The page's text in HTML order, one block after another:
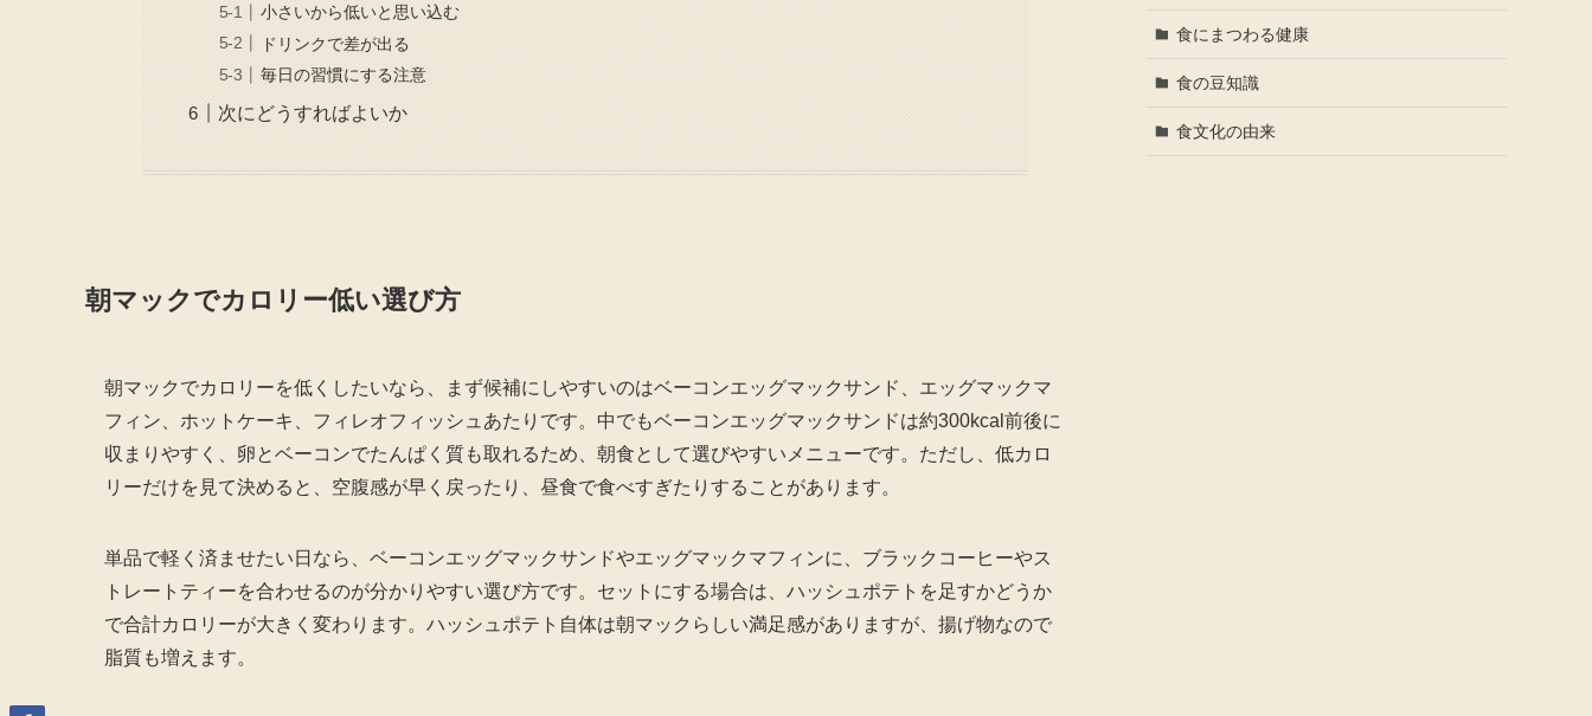
小さいから低いと思い込む
ドリンクで差が出る
毎日の習慣にする注意
次にどうすればよいか
朝マックでカロリー低い選び方
朝マックでカロリーを低くしたいなら、まず候補にしやすいのはベーコンエッグマックサンド、エッグマックマ
フィン、ホットケーキ、フィレオフィッシュあたりです。中でもベーコンエッグマックサンドは約300kcal前後に
収まりやすく、卵とベーコンでたんぱく質も取れるため、朝食として選びやすいメニューです。ただし、低カロ
リーだけを見て決めると、空腹感が早く戻ったり、昼食で食べすぎたりすることがあります。
単品で軽く済ませたい日なら、ベーコンエッグマックサンドやエッグマックマフィンに、ブラックコーヒーやス
トレートティーを合わせるのが分かりやすい選び方です。セットにする場合は、ハッシュポテトを足すかどうか
で合計カロリーが大きく変わります。ハッシュポテト自体は朝マックらしい満足感がありますが、揚げ物なので
脂質も増えます。
食にまつわる健康
食の豆知識
食文化の由来